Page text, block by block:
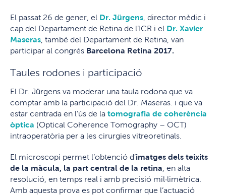
El passat 26 de gener, el Dr. Jürgens , director mèdic i
cap del Departament de Retina de l’ICR i el Dr. Xavier
Maseras , també del Departament de Retina, van
participar al congrés Barcelona Retina 2017.
Taules rodones i participació
El Dr. Jürgens va moderar una taula rodona que va
comptar amb la participació del Dr. Maseras. i que va
estar centrada en l’ús de la tomografia de coherència
òptica (Optical Coherence Tomography – OCT)
intraoperatòria per a les cirurgies vitreoretinals.
El microscopi permet l’obtenció d’imatges dels teixits
de la màcula, la part central de la retina , en alta
resolució, en temps real i amb precisió mil·limètrica.
Amb aquesta prova es pot confirmar que l’actuació